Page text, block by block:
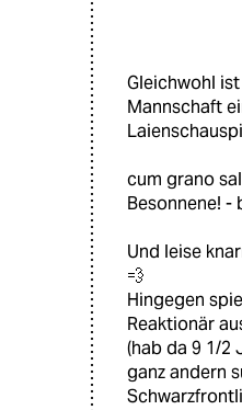
Gleichwohl
Mannschaft
cum grano
Besonnene! -
Und leise
💨
Hingegen
Reaktionär
(hab da 9 1/2
ganz andern